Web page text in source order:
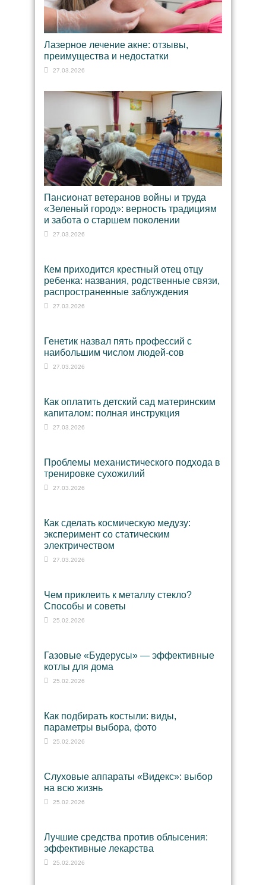
Лазерное лечение акне: отзывы,
преимущества и недостатки
27.03.2026
Пансионат ветеранов войны и труда
«Зеленый город»: верность традициям
и забота о старшем поколении
27.03.2026
Кем приходится крестный отец отцу
ребенка: названия, родственные связи,
распространенные заблуждения
27.03.2026
Генетик назвал пять профессий с
наибольшим числом людей-сов
27.03.2026
Как оплатить детский сад материнским
капиталом: полная инструкция
27.03.2026
Проблемы механистического подхода в
тренировке сухожилий
27.03.2026
Как сделать космическую медузу:
эксперимент со статическим
электричеством
27.03.2026
Чем приклеить к металлу стекло?
Способы и советы
25.02.2026
Газовые «Будерусы» — эффективные
котлы для дома
25.02.2026
Как подбирать костыли: виды,
параметры выбора, фото
25.02.2026
Слуховые аппараты «Видекс»: выбор
на всю жизнь
25.02.2026
Лучшие средства против облысения:
эффективные лекарства
25.02.2026